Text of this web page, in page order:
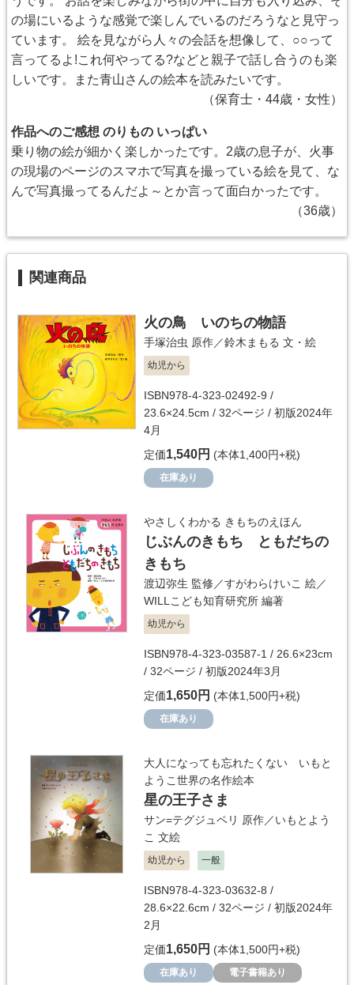
の場にいるような感覚で楽しんでいるのだろうなと見守っ
ています。 絵を見ながら人々の会話を想像して、○○って
言ってるよ!これ何やってる?などと親子で話し合うのも楽
しいです。また青山さんの絵本を読みたいです。
（保育士・44歳・女性）
作品へのご感想 のりもの いっぱい
乗り物の絵が細かく楽しかったです。2歳の息子が、火事
の現場のページのスマホで写真を撮っている絵を見て、な
んで写真撮ってるんだよ～とか言って面白かったです。
（36歳）
関連商品
火の鳥 いのちの物語
手塚治虫 原作／鈴木まもる 文・絵
幼児から
ISBN978-4-323-02492-9 /
23.6×24.5cm / 32ページ / 初版2024年
4月
定価1,540円 (本体1,400円+税)
在庫あり
やさしくわかる きもちのえほん
じぶんのきもち ともだちの
きもち
渡辺弥生 監修／すがわらけいこ 絵／
WILLこども知育研究所 編著
幼児から
ISBN978-4-323-03587-1 / 26.6×23cm
/ 32ページ / 初版2024年3月
定価1,650円 (本体1,500円+税)
在庫あり
大人になっても忘れたくない いもと
ようこ世界の名作絵本
星の王子さま
サン=テグジュペリ 原作／いもとよう
こ 文絵
幼児から 一般
ISBN978-4-323-03632-8 /
28.6×22.6cm / 32ページ / 初版2024年
2月
定価1,650円 (本体1,500円+税)
在庫あり 電子書籍あり